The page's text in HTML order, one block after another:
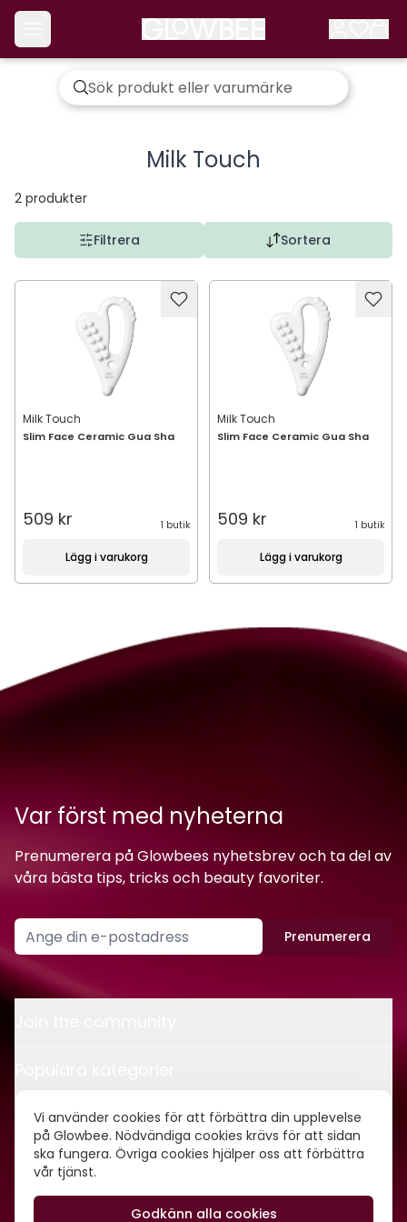
Vi använder cookies för att förbättra din upplevelse
på Glowbee. Nödvändiga cookies krävs för att sidan
ska fungera. Övriga cookies hjälper oss att förbättra
vår tjänst.
Godkänn alla cookies
Milk Touch
2 produkter
Filtrera Sortera
Milk Touch
Slim Face Ceramic Gua Sha
509 kr 1 butik
Lägg i varukorg
Milk Touch
Slim Face Ceramic Gua Sha
509 kr 1 butik
Lägg i varukorg
Var först med nyheterna
Prenumerera på Glowbees nyhetsbrev och ta del av
våra bästa tips, tricks och beauty favoriter.
Prenumerera
Kontakt
Om oss